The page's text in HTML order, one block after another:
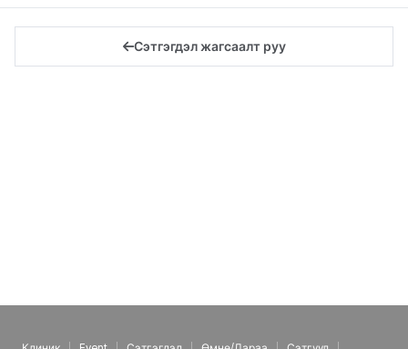
Сэтгэгдэл жагсаалт руу